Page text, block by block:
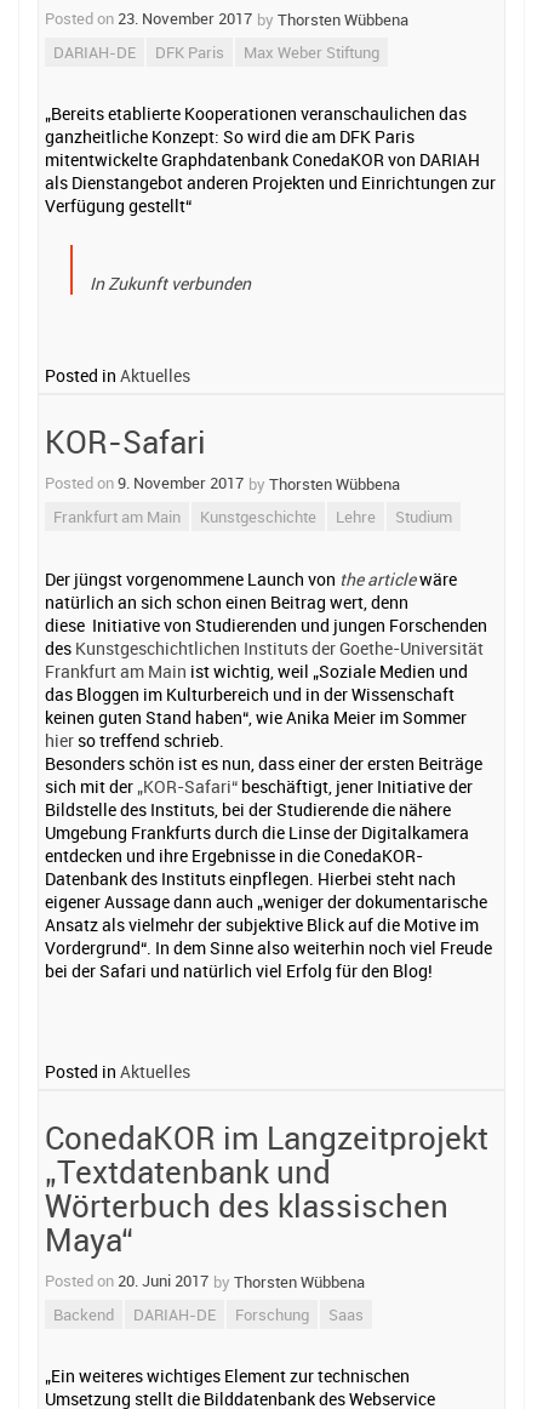
Posted on 23. November 2017 by Thorsten Wübbena
DARIAH-DE
DFK Paris Max Weber Stiftung
„Bereits etablierte Kooperationen veranschaulichen das
ganzheitliche Konzept: So wird die am DFK Paris
mitentwickelte Graphdatenbank ConedaKOR von DARIAH
als Dienstangebot anderen Projekten und Einrichtungen zur
Verfügung gestellt“
In Zukunft verbunden
Posted in Aktuelles
KOR-Safari
Posted on9. November 2017 by Thorsten Wübbena
Frankfurt am Main
Kunstgeschichte Lehre Studium
Der jüngst vorgenommene Launch von the articlewäre
natürlich an sich schon einen Beitrag wert, denn
diese Initiative von Studierenden und jungen Forschenden
des Kunstgeschichtlichen Instituts der Goethe-Universität
Frankfurt am Main ist wichtig, weil „Soziale Medien und
das Bloggen im Kulturbereich und in der Wissenschaft
keinen guten Stand haben“, wie Anika Meier im Sommer
hier so treffend schrieb.
Besonders schön ist es nun, dass einer der ersten Beiträge
sich mit der „KOR-Safari“ beschäftigt, jener Initiative der
Bildstelle des Instituts, bei der Studierende die nähere
Umgebung Frankfurts durch die Linse der Digitalkamera
entdecken und ihre Ergebnisse in die ConedaKOR-
Datenbank des Instituts einpflegen. Hierbei steht nach
eigener Aussage dann auch „weniger der dokumentarische
Ansatz als vielmehr der subjektive Blick auf die Motive im
Vordergrund“. In dem Sinne also weiterhin noch viel Freude
bei der Safari und natürlich viel Erfolg für den Blog!
Posted in Aktuelles
ConedaKOR im Langzeitprojekt
„Textdatenbank und
Wörterbuch des klassischen
Maya“
Posted on 20. Juni 2017 by Thorsten Wübbena
Backend
DARIAH-DE Forschung Saas
„Ein weiteres wichtiges Element zur technischen
Umsetzung stellt die Bilddatenbank des Webservice